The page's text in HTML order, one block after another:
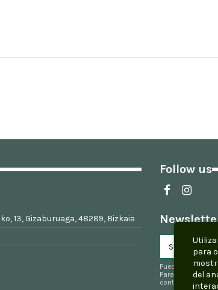
13, Gizaburuaga, 48289, Bizkaia
Follow us
Puede darse de
Para ello,
contacto en el
para
del